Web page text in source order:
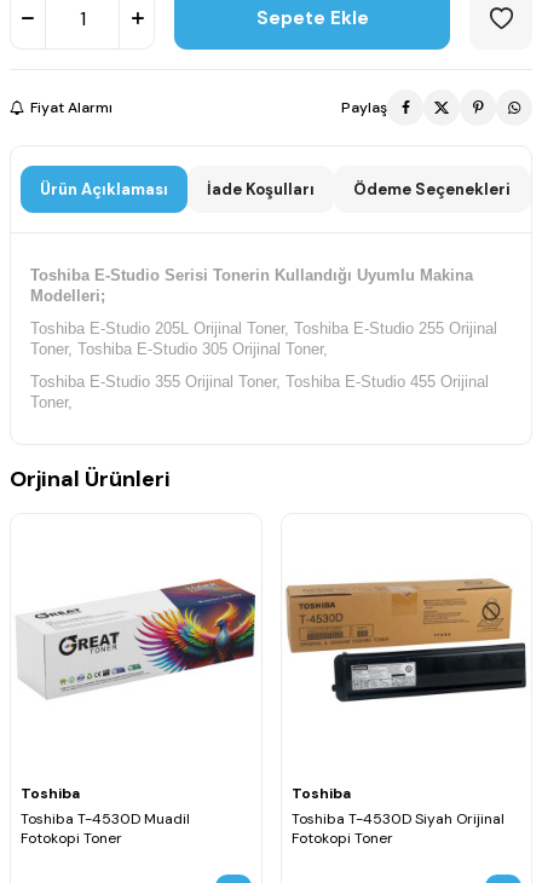
Sepete Ekle
Fiyat Alarmı Paylaş
Ürün Açıklaması İade Koşulları Ödeme Seçenekleri
Toshiba E-Studio Serisi Tonerin Kullandığı Uyumlu Makina
Modelleri;
Toshiba E-Studio 205L Orijinal Toner, Toshiba E-Studio 255 Orijinal
Toner, Toshiba E-Studio 305 Orijinal Toner,
Toshiba E-Studio 355 Orijinal Toner, Toshiba E-Studio 455 Orijinal
Toner,
Orjinal Ürünleri
Toshiba
Toshiba T-4530D Muadil
Fotokopi Toner
Toshiba
Toshiba T-4530D Siyah Orijinal
Fotokopi Toner